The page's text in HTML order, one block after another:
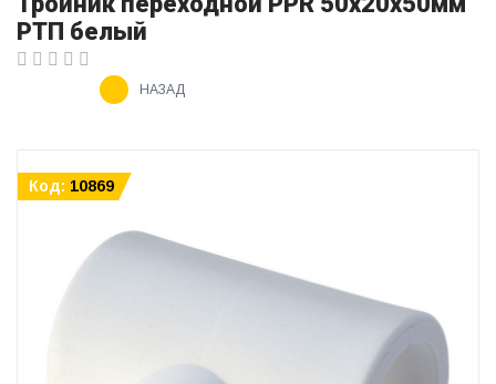
РТП белый
НАЗАД
Код: 10869